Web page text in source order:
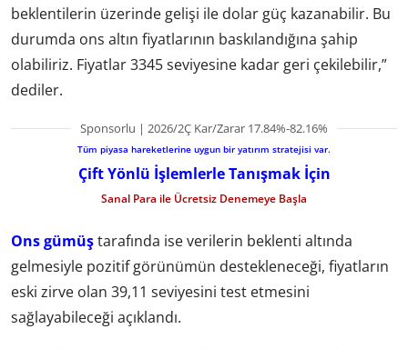
beklentilerin üzerinde gelişi ile dolar güç kazanabilir. Bu
durumda ons altın fiyatlarının baskılandığına şahip
olabiliriz. Fiyatlar 3345 seviyesine kadar geri çekilebilir,”
dediler.
Sponsorlu | 2026/2Ç Kar/Zarar 17.84%-82.16%
Tüm piyasa hareketlerine uygun bir yatırım stratejisi var.
Çift Yönlü İşlemlerle Tanışmak İçin
Sanal Para ile Ücretsiz Denemeye Başla
Ons gümüştarafında ise verilerin beklenti altında
gelmesiyle pozitif görünümün destekleneceği, fiyatların
eski zirve olan 39,11 seviyesini test etmesini
sağlayabileceği açıklandı.